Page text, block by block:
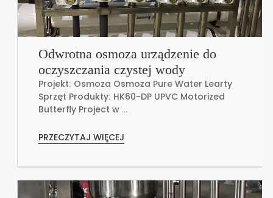
Odwrotna osmoza urządzenie do
oczyszczania czystej wody
Projekt: Osmoza Osmoza Pure Water Learty
Sprzęt Produkty: HK60-DP UPVC Motorized
Butterfly Project w ...
PRZECZYTAJ WIĘCEJ